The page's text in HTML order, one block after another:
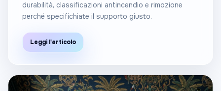
durabilità, classificazioni antincendio e rimozione
perché specifichiate il supporto giusto.
Leggi l'articolo